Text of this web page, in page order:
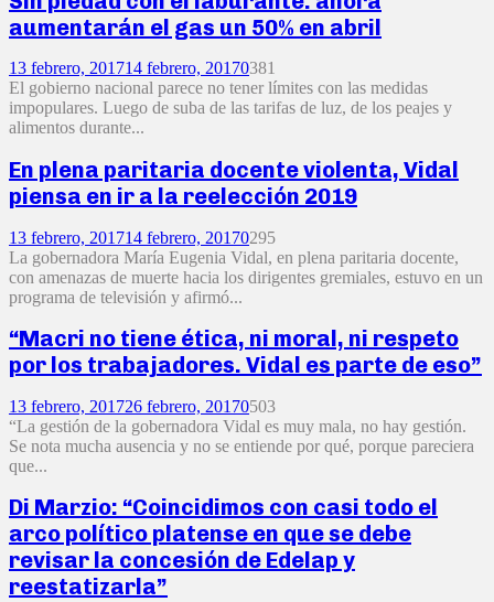
aumentarán el gas un 50% en abril
13 febrero, 201714 febrero, 20170381
El gobierno nacional parece no tener límites con las medidas
impopulares. Luego de suba de las tarifas de luz, de los peajes y
alimentos durante...
En plena paritaria docente violenta, Vidal
piensa en ir a la reelección 2019
13 febrero, 201714 febrero, 20170295
La gobernadora María Eugenia Vidal, en plena paritaria docente,
con amenazas de muerte hacia los dirigentes gremiales, estuvo en un
programa de televisión y afirmó...
“Macri no tiene ética, ni moral, ni respeto
por los trabajadores. Vidal es parte de eso”
13 febrero, 201726 febrero, 20170503
“La gestión de la gobernadora Vidal es muy mala, no hay gestión.
Se nota mucha ausencia y no se entiende por qué, porque pareciera
que...
Di Marzio: “Coincidimos con casi todo el
arco político platense en que se debe
revisar la concesión de Edelap y
reestatizarla”